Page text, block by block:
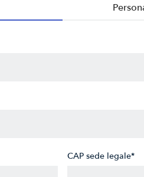
CAP sede legale*